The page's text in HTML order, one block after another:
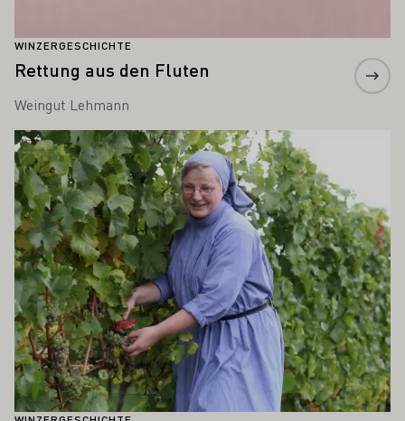
WINZERGESCHICHTE
Rettung aus den Fluten
Weingut Lehmann
Mehr erfahren